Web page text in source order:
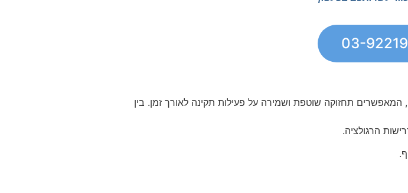
תחזוקה שוטפת ושמירה על פעילות תקינה לאורך זמן. בין
הרגולציה.